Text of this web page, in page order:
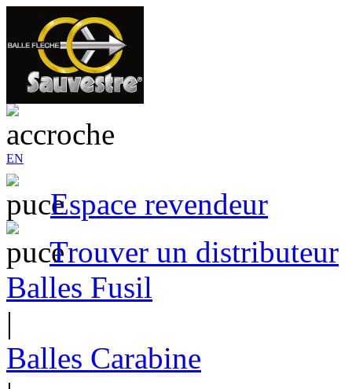
EN
Espace revendeur
Trouver un distributeur
Balles Fusil
|
Balles Carabine